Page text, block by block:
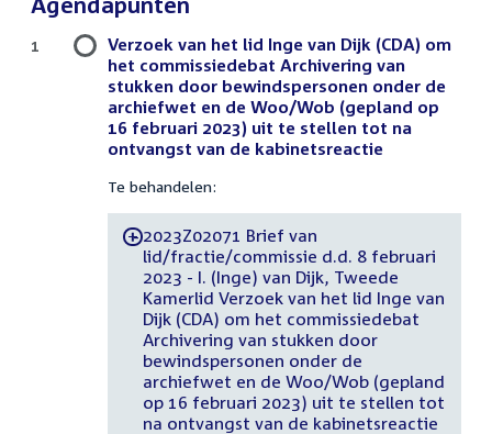
Verzoek van het lid Inge van Dijk (CDA) om
het commissiedebat Archivering van
stukken door bewindspersonen onder de
archiefwet en de Woo/Wob (gepland op
16 februari 2023) uit te stellen tot na
ontvangst van de kabinetsreactie
Te behandelen:
-2023Z02071 Brief van
lid/fractie/commissie d.d. 8 februari
2023 - I. (Inge) van Dijk, Tweede
Kamerlid Verzoek van het lid Inge van
Dijk (CDA) om het commissiedebat
Archivering van stukken door
bewindspersonen onder de
archiefwet en de Woo/Wob (gepland
op 16 februari 2023) uit te stellen tot
na ontvangst van de kabinetsreactie
1